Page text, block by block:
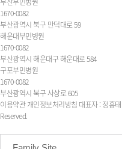
1670-0082
부산광역시 북구 만덕대로 59
해운대부민병원
1670-0082
부산광역시 해운대구 해운대로 584
구포부민병원
1670-0082
부산광역시 북구 사상로 605
이용약관 개인정보처리방침 대표자 : 정흥태
Reserved.